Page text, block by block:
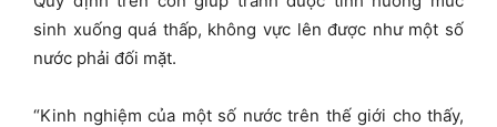
sinh xuống quá thấp, không vực lên được như một số
nước phải đối mặt.
“Kinh nghiệm của một số nước trên thế giới cho thấy,